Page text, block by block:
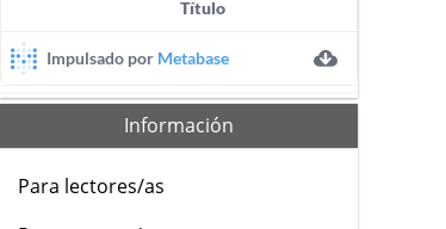
Información
Para lectores/as